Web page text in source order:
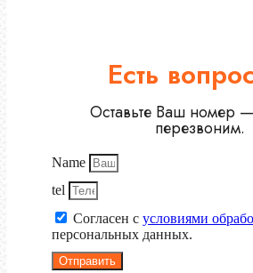
Есть
Оставьте Ваш номер
перезвоним.
Name
tel
Согласен с условиями
персональных данных.
Отправить